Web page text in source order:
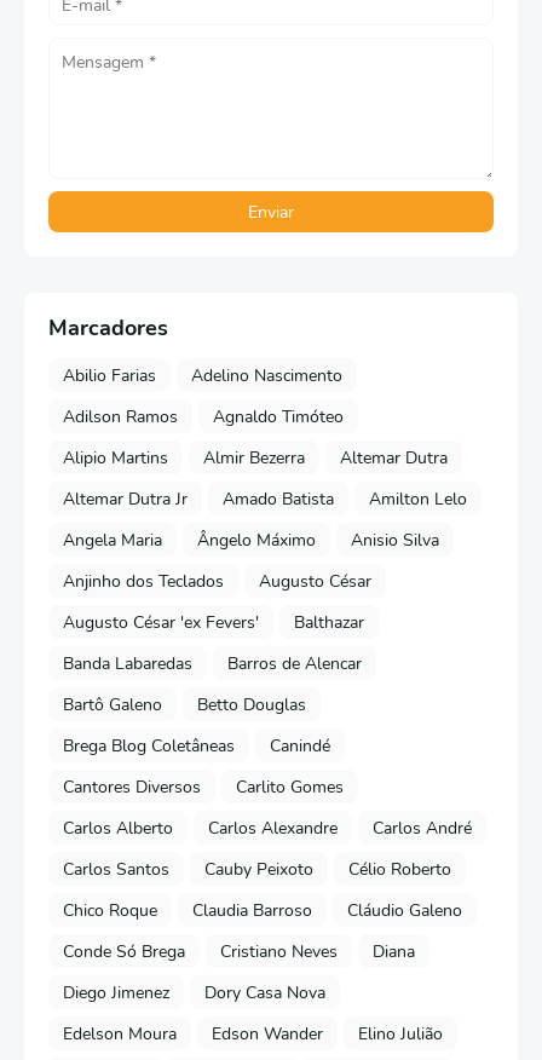
Marcadores
Abilio Farias
Adelino Nascimento
Adilson Ramos
Agnaldo Timóteo
Alipio Martins
Almir Bezerra
Altemar Dutra
Altemar Dutra Jr
Amado Batista
Amilton Lelo
Angela Maria
Ângelo Máximo
Anisio Silva
Anjinho dos Teclados
Augusto César
Augusto César 'ex Fevers'
Balthazar
Banda Labaredas
Barros de Alencar
Bartô Galeno
Betto Douglas
Brega Blog Coletâneas
Canindé
Cantores Diversos
Carlito Gomes
Carlos Alberto
Carlos Alexandre
Carlos André
Carlos Santos
Cauby Peixoto
Célio Roberto
Chico Roque
Claudia Barroso
Cláudio Galeno
Conde Só Brega
Cristiano Neves
Diana
Diego Jimenez
Dory Casa Nova
Edelson Moura
Edson Wander
Elino Julião